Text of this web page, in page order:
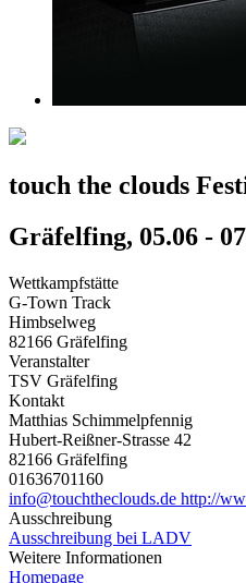
touch the clouds
Gräfelfing, 05.06 -
Wettkampfstätte
G-Town Track
Himbselweg
82166 Gräfelfing
Veranstalter
TSV Gräfelfing
Kontakt
Matthias Schimmelpfennig
Hubert-Reißner-Strasse 42
82166 Gräfelfing
01636701160
info@touchtheclouds.de http://
Ausschreibung
Ausschreibung bei LADV
Weitere Informationen
Homepage